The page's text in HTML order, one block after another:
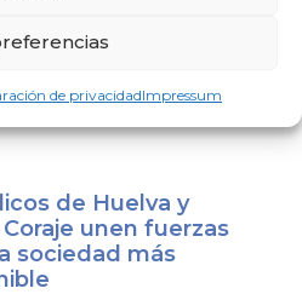
de privacidadImpressum
charla sobre
de Huelva y
unen fuerzas
sociedad más